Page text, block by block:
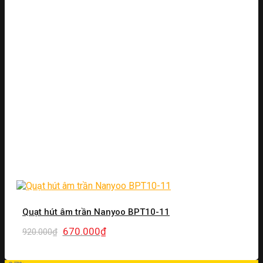
Quạt hút âm trần Nanyoo BPT10-11
920.000₫ Giá
gốc
670.000₫Giá
hiện